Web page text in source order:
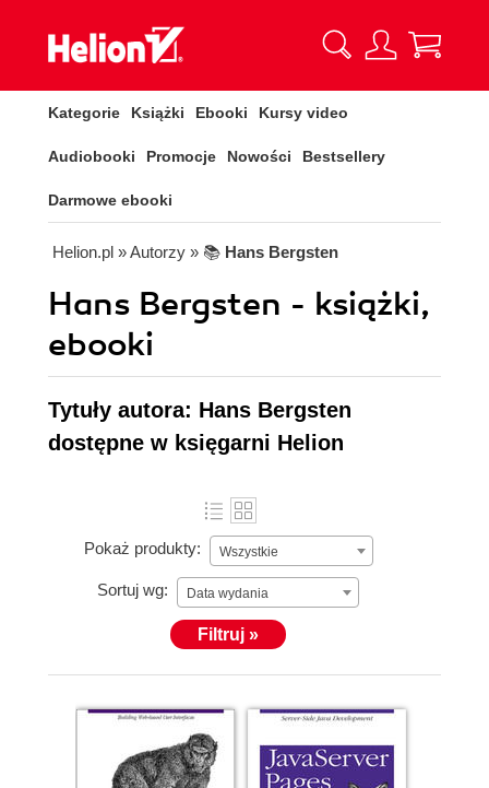
Kategorie Książki Ebooki Kursy video
Audiobooki Promocje Nowości Bestsellery
Darmowe ebooki
Helion.pl » Autorzy » 📚 Hans Bergsten
Hans Bergsten - książki,
ebooki
Tytuły autora: Hans Bergsten
dostępne w księgarni Helion
Pokaż produkty: Wszystkie
Sortuj wg: Data wydania
Filtruj »